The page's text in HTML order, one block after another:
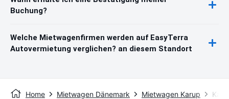
Buchung?
Welche Mietwagenfirmen werden auf EasyTerra
Autovermietung verglichen? an diesem Standort
Home Mietwagen Dänemark Mietwagen Karup